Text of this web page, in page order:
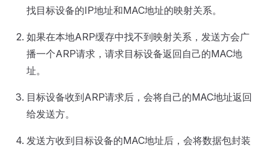
找目标设备的IP地址和MAC地址的映射关系。
如果在本地ARP缓存中找不到映射关系，发送方会广
播一个ARP请求，请求目标设备返回自己的MAC地
址。
目标设备收到ARP请求后，会将自己的MAC地址返回
给发送方。
发送方收到目标设备的MAC地址后，会将数据包封装